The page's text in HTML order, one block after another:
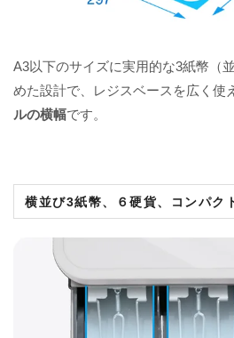
A3以下のサイズに実用的な3紙幣（
めた設計で、レジスベースを広く使
ルの横幅です。
横並び3紙幣、６硬貨、コンパク